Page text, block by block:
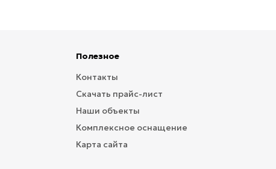
Полезное
Контакты
Скачать прайс-лист
Наши объекты
Комплексное оснащение
Карта сайта